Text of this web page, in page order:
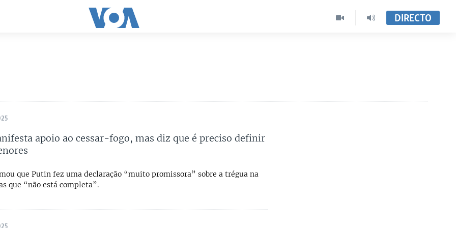
DIRECTO
apoio ao cessar-fogo, mas diz que é preciso definir
que Putin fez uma declaração “muito promissora” sobre a trégua na
que “não está completa”.